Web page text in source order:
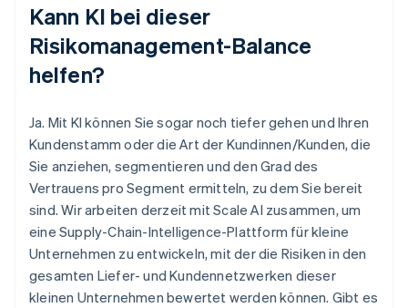
Kann KI bei dieser
Risikomanagement-Balance
helfen?
Ja. Mit KI können Sie sogar noch tiefer gehen und Ihren
Kundenstamm oder die Art der Kundinnen/Kunden, die
Sie anziehen, segmentieren und den Grad des
Vertrauens pro Segment ermitteln, zu dem Sie bereit
sind. Wir arbeiten derzeit mit Scale AI zusammen, um
eine Supply-Chain-Intelligence-Plattform für kleine
Unternehmen zu entwickeln, mit der die Risiken in den
gesamten Liefer- und Kundennetzwerken dieser
kleinen Unternehmen bewertet werden können. Gibt es